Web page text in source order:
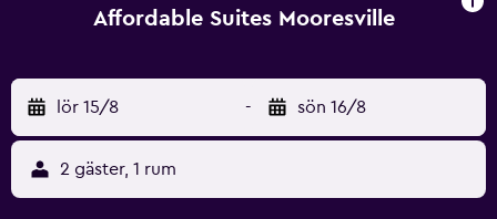
till gratis wi-fi (hastighet: 100+ Mbps (passar för 1–2
Affordable Suites Mooresville
lör 15/8 - sön 16/8
2 gäster, 1 rum